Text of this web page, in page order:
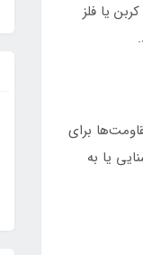
یا فلز
برای
یا به